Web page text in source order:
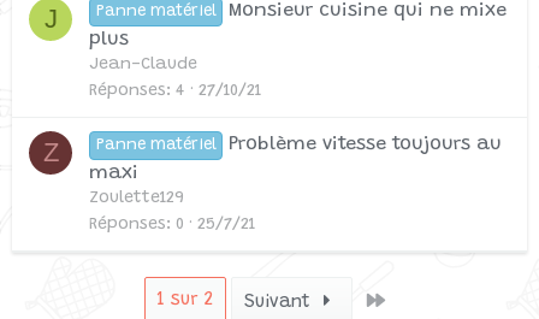
J Panne matériel
Monsieur cuisine qui ne mixe
plus
Jean-Claude
Réponses
4 27/10/21
Z Panne matériel
Problème vitesse toujours au
maxi
Zoulette129
Réponses
0 25/7/21
1 sur 2 Suivant